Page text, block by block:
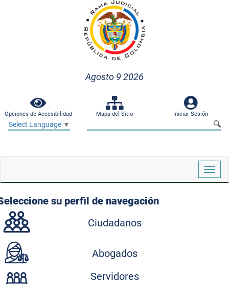
Agosto 9 2026
Opciones de Accesibilidad Mapa del Sitio Iniciar Sesión
Select Language ▼
su perfil de navegación
Ciudadanos
Abogados
Servidores